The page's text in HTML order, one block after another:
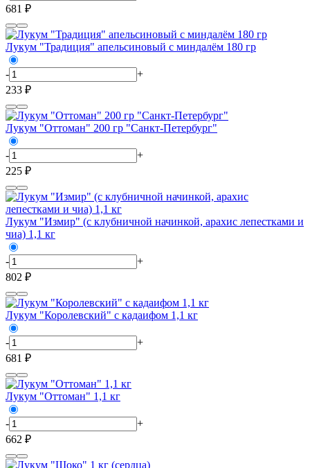
681 ₽
Лукум "Традиция" апельсиновый с миндалём 180 гр
-
+
233 ₽
Лукум "Оттоман" 200 гр "Санкт-Петербург"
-
+
225 ₽
Лукум "Измир" (с клубничной начинкой, арахис лепестками и
чиа) 1,1 кг
-
+
802 ₽
Лукум "Королевский" с кадаифом 1,1 кг
-
+
681 ₽
Лукум "Оттоман" 1,1 кг
-
+
662 ₽